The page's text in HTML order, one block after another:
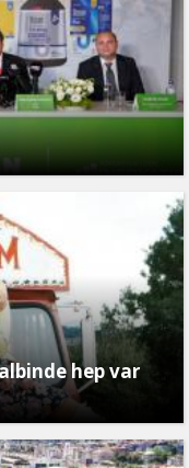
hep var